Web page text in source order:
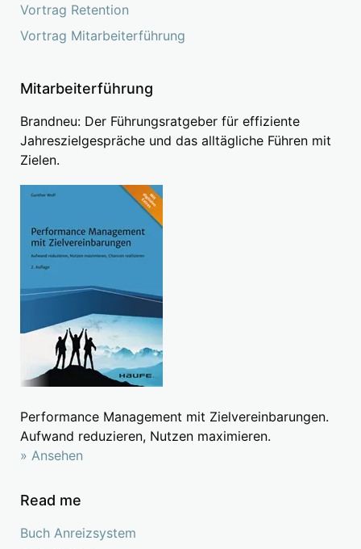
Vortrag Retention
Vortrag Mitarbeiterführung
Mitarbeiterführung
Brandneu: Der Führungsratgeber für effiziente
Jahreszielgespräche und das alltägliche Führen mit
Zielen.
Performance Management mit Zielvereinbarungen.
Aufwand reduzieren, Nutzen maximieren.
» Ansehen
Read me
Buch Anreizsystem